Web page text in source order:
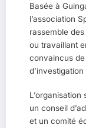
Basée à
l’association
rassemble
ou travaillant
convaincus
un conseil
et un comité